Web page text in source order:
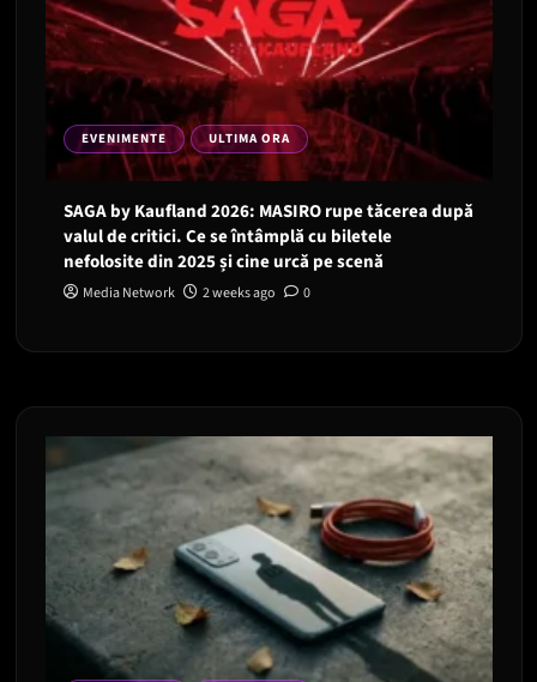
EVENIMENTE ULTIMA ORA
SAGA by Kaufland 2026: MASIRO rupe tăcerea după
valul de critici. Ce se întâmplă cu biletele
nefolosite din 2025 și cine urcă pe scenă
Media Network 2 weeks ago 0